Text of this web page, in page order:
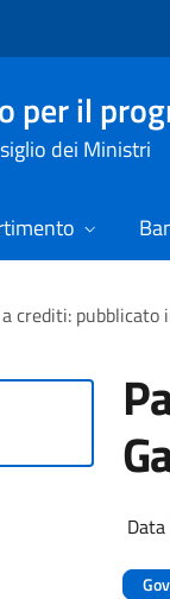
per il
dei Ministri
crediti: